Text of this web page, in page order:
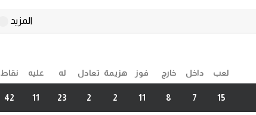
المزيد
لعب داخل خارج فوز هزيمة تعادل له عليه نقاط
15
7
8
11
2
2
23
11
42